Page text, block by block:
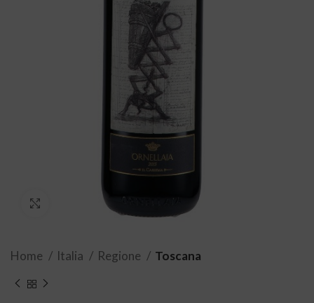
Click to enlarge
Home Italia Regione Toscana